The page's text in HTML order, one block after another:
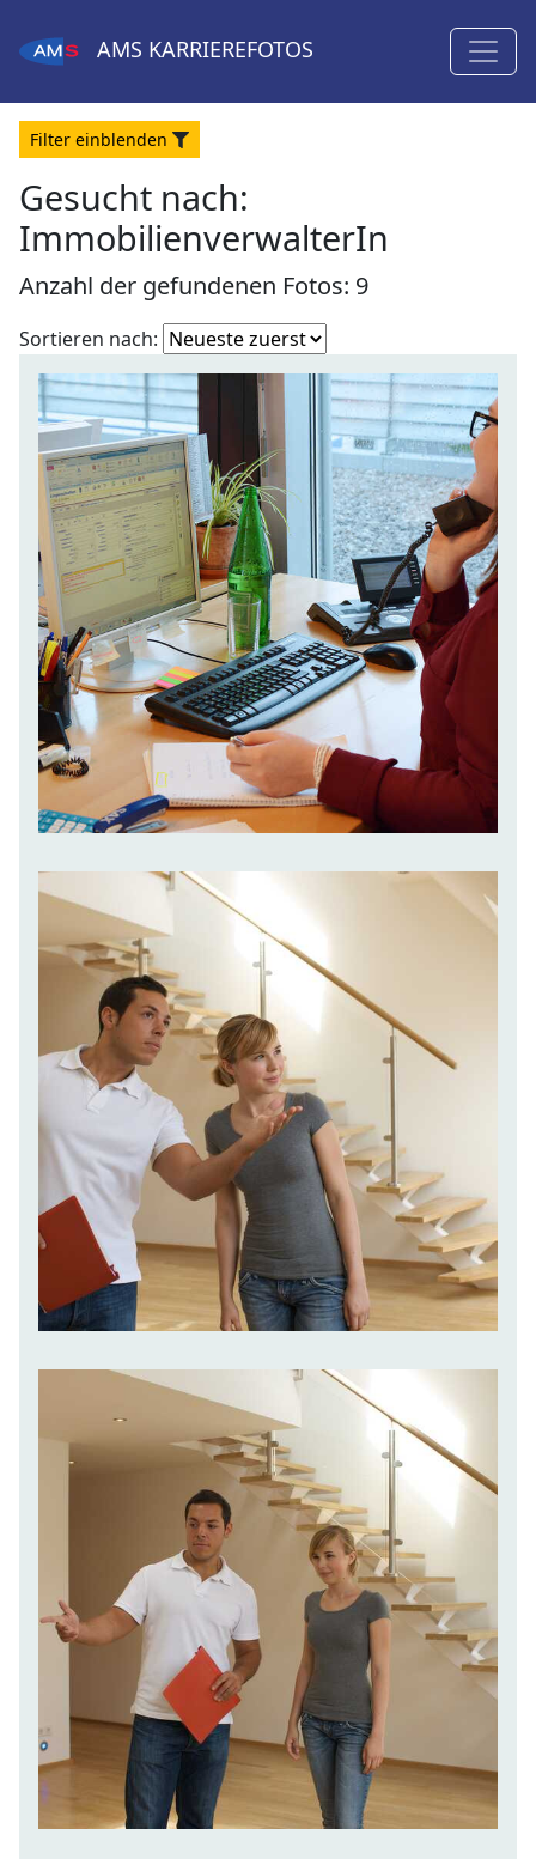
AMS KARRIEREFOTOS
Filter einblenden
Gesucht nach:
ImmobilienverwalterIn
Anzahl der gefundenen Fotos: 9
Sortieren nach: